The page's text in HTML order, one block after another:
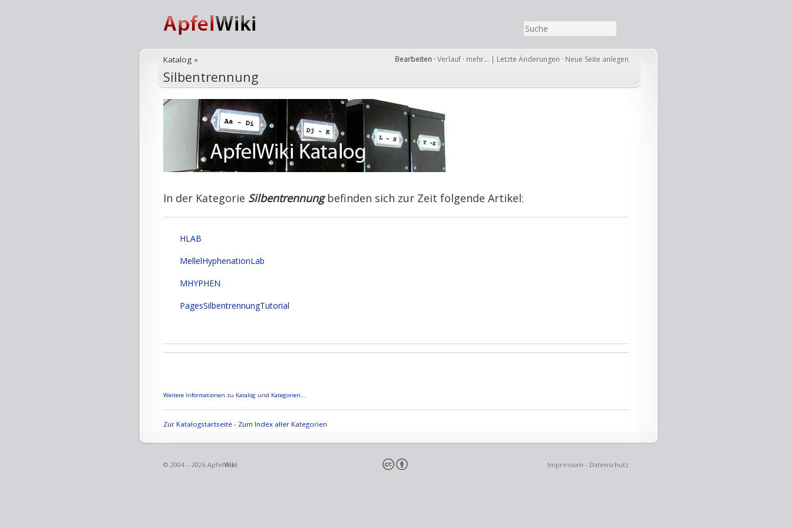
Bearbeiten ·Verlauf · mehr… | Letzte Änderungen · Neue Seite anlegen
Katalog »
Silbentrennung
In der Kategorie Silbentrennungbefinden sich zur Zeit folgende Artikel:
HLAB
MellelHyphenationLab
MHYPHEN
PagesSilbentrennungTutorial
Weitere Informationen zu Katalog und Kategorien...
Zur Katalogstartseite - Zum Index aller Kategorien
© 2004 – 2026 ApfelWiki Impressum - Datenschutz
cb